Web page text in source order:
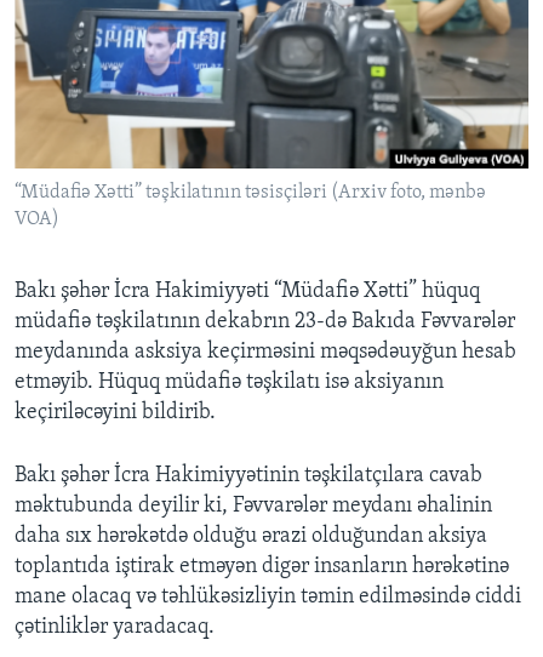
BIZI IZLƏYIN
Dillər
“Müdafiə Xətti” təşkilatının təsisçiləri (Arxiv foto, mənbə
VOA)
Bakı şəhər İcra Hakimiyyəti “Müdafiə Xətti” hüquq
müdafiə təşkilatının dekabrın 23-də Bakıda Fəvvarələr
meydanında asksiya keçirməsini məqsədəuyğun hesab
etməyib. Hüquq müdafiə təşkilatı isə aksiyanın
keçiriləcəyini bildirib.
Bakı şəhər İcra Hakimiyyətinin təşkilatçılara cavab
məktubunda deyilir ki, Fəvvarələr meydanı əhalinin
daha sıx hərəkətdə olduğu ərazi olduğundan aksiya
toplantıda iştirak etməyən digər insanların hərəkətinə
mane olacaq və təhlükəsizliyin təmin edilməsində ciddi
çətinliklər yaradacaq.